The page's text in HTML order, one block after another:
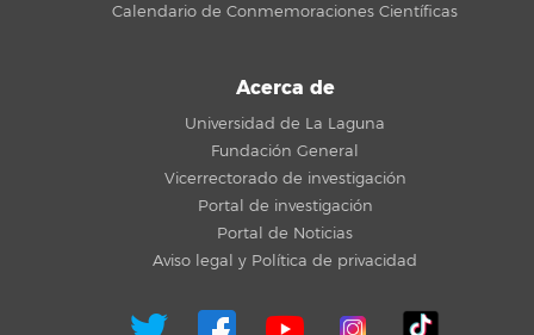
Calendario de Conmemoraciones Científicas
Acerca de
Universidad de La Laguna
Fundación General
Vicerrectorado de investigación
Portal de investigación
Portal de Noticias
Aviso legal y Política de privacidad